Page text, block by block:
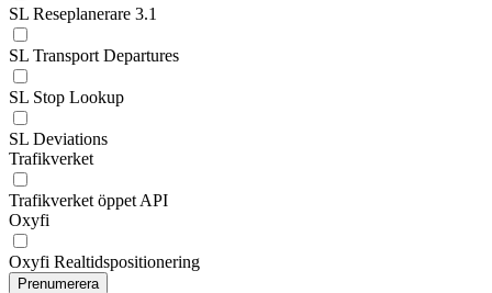
SL Reseplanerare 3.1
SL Transport Departures
SL Stop Lookup
SL Deviations
Trafikverket
Trafikverket öppet API
Oxyfi
Oxyfi Realtidspositionering
Prenumerera